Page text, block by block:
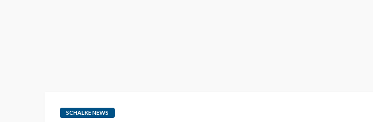
SCHALKE NEWS